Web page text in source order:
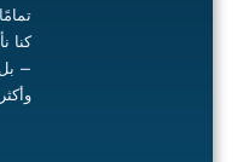
كنا
— بل